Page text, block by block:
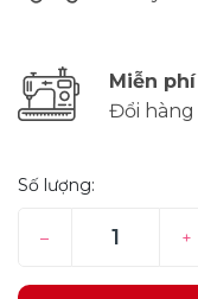
Miễn
Đổi
Số lượng:
– +